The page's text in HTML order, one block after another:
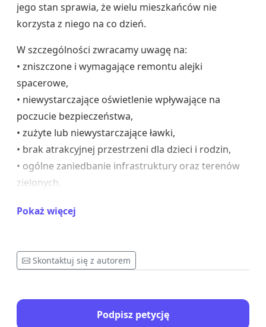
jego stan sprawia, że wielu mieszkańców nie
korzysta z niego na co dzień.
W szczególności zwracamy uwagę na:
• zniszczone i wymagające remontu alejki
spacerowe,
• niewystarczające oświetlenie wpływające na
poczucie bezpieczeństwa,
• zużyte lub niewystarczające ławki,
• brak atrakcyjnej przestrzeni dla dzieci i rodzin,
• ogólne zaniedbanie infrastruktury oraz terenów
zielonych.
Park jest miejscem o wyjątkowych walorach
rewitalizacji mógłby stać się prawdziwą wizytówką
przyrodniczej dzieci i młodzieży.
Pokaż więcej
Skontaktuj się z autorem
Podpisz petycję